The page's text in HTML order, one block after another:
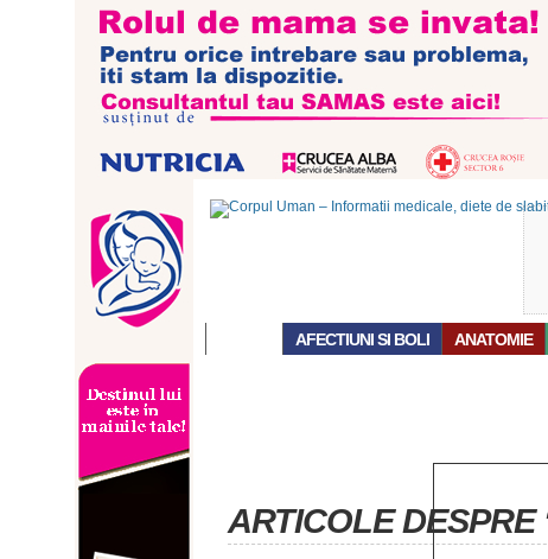
AFECTIUNI SI BOLI ANATOMIE
ARTICOLE DESPRE